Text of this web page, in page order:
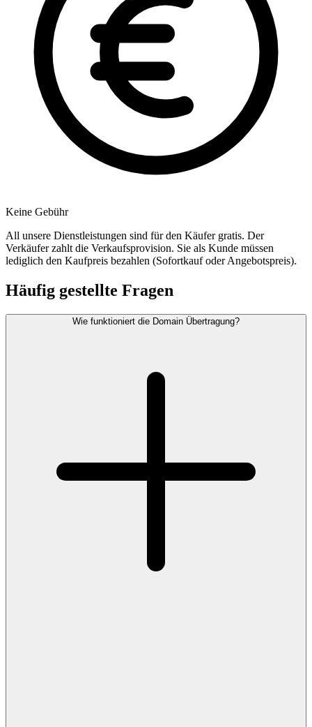
Keine Gebühr
All unsere Dienstleistungen sind für den Käufer gratis. Der
Verkäufer zahlt die Verkaufsprovision. Sie als Kunde müssen
lediglich den Kaufpreis bezahlen (Sofortkauf oder Angebotspreis).
Häufig gestellte Fragen
Wie funktioniert die Domain Übertragung?